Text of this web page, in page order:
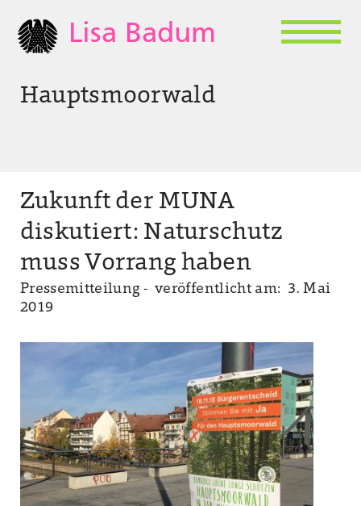
Lisa Badum
Hauptsmoorwald
Zukunft der MUNA
diskutiert: Naturschutz
muss Vorrang haben
Pressemitteilung - veröffentlicht am: 3. Mai
2019